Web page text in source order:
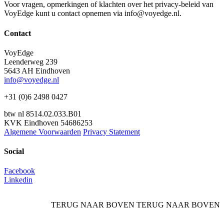
Voor vragen, opmerkingen of klachten over het privacy-beleid van
VoyEdge kunt u contact opnemen via info@voyedge.nl.
Contact
VoyEdge
Leenderweg 239
5643 AH Eindhoven
info@voyedge.nl
+31 (0)6 2498 0427
btw nl 8514.02.033.B01
KVK Eindhoven 54686253
Algemene Voorwaarden Privacy Statement
Social
Facebook
Linkedin
TERUG NAAR BOVEN TERUG NAAR BOVEN